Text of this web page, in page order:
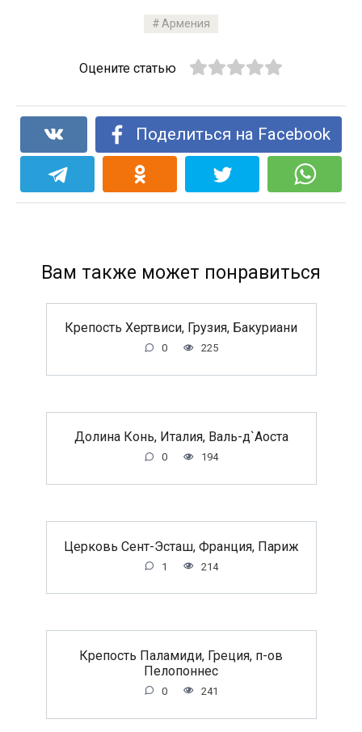
Армения
Оцените статью
Поделиться на Facebook
Вам также может понравиться
Крепость Хертвиси, Грузия, Бакуриани
0 225
Долина Конь, Италия, Валь-д`Аоста
0 194
Церковь Сент-Эсташ, Франция, Париж
1 214
Крепость Паламиди, Греция, п-ов
Пелопоннес
0 241